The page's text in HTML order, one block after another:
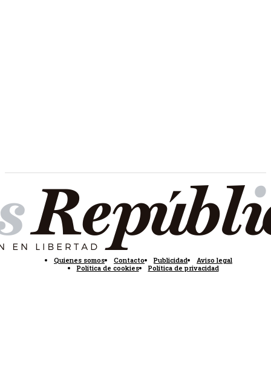
Quienes somos Contacto Publicidad
Aviso legal
Política de cookies
Política de privacidad